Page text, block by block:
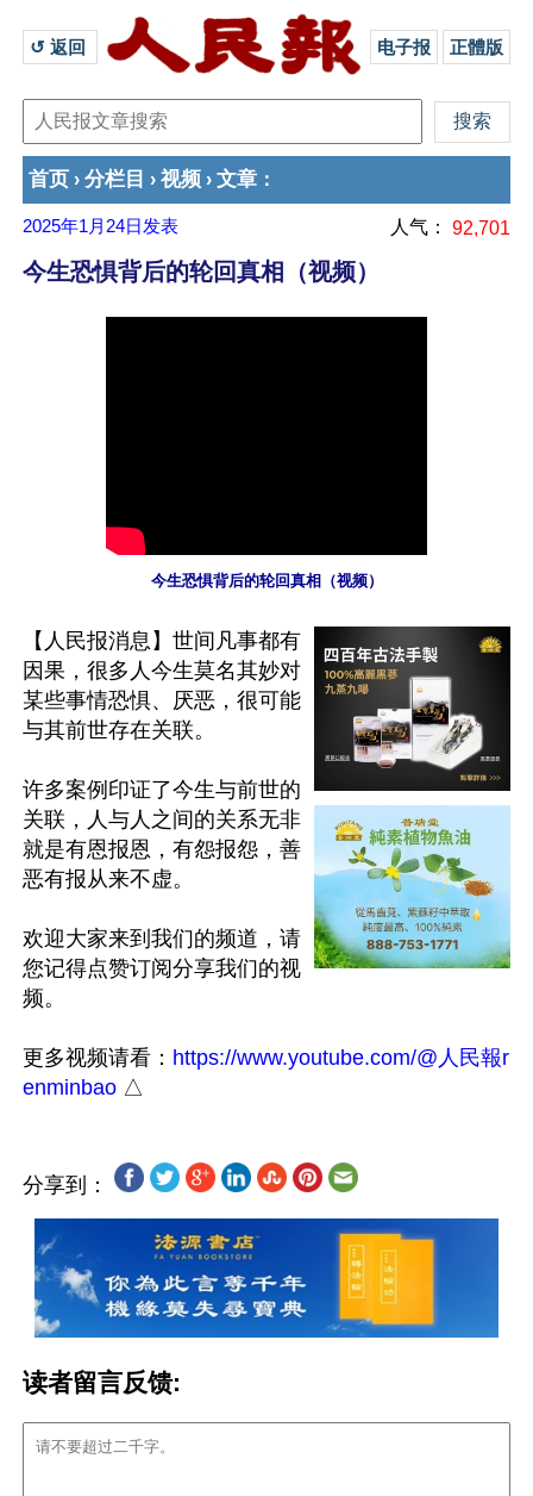
↺ 返回 电子报 正體版
首页 › 分栏目 › 视频 › 文章 ：
2025年1月24日 发表 人气： 92,701
今生恐惧背后的轮回真相（视频）
今生恐惧背后的轮回真相（视频）
【人民报消息】世间凡事都有
因果，很多人今生莫名其妙对
某些事情恐惧、厌恶，很可能
与其前世存在关联。
许多案例印证了今生与前世的
关联，人与人之间的关系无非
就是有恩报恩，有怨报怨，善
恶有报从来不虚。
欢迎大家来到我们的频道，请
您记得点赞订阅分享我们的视
频。
更多视频请看： https://www.youtube.com/@人民報r
enminbao
分享到：
读者留言反馈: